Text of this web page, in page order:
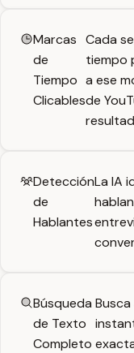
Marcas
de
Tiempo
Clicables
Cada
tiempo
a ese
de
Detección
de
Hablantes
La IA
Búsqueda
de Texto
Completo